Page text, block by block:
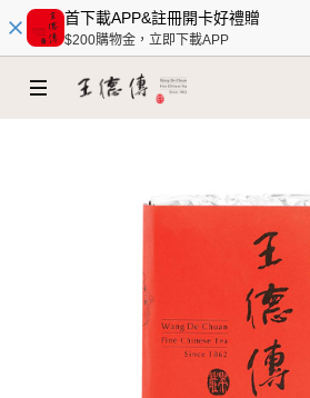
首下載APP&註冊開卡好禮贈
$200購物金，立即下載APP